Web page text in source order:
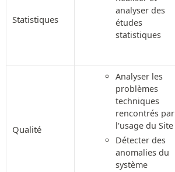
Statistiques
analyser des
études
statistiques
Qualité
Analyser les
problèmes
techniques
rencontrés par
l'usage du Site
Détecter des
anomalies du
système